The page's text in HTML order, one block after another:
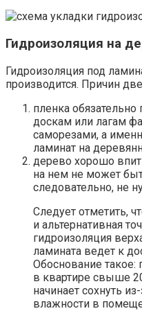
Гидроизоляция на
Гидроизоляция под
производится. Причин
пленка
доскам или лагам
саморезами, а
ламинат на
дерево хорошо
на нем не может
следовательно, не
Следует отметить,
и альтернативная
гидроизоляция
ламината ведет к
Обоснование такое:
в квартире свыше
начинает сохнуть
влажности в